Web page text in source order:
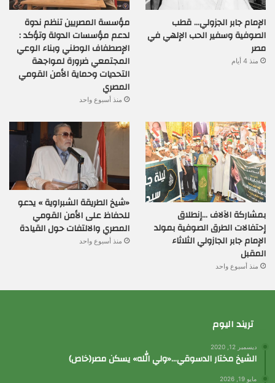
الإمام جابر الجزولي… قطب
الصوفية وسفير الحب الإلهي في
مصر
منذ 4 أيام
مؤسسة المصريين تنظم ندوة
لدعم مؤسسات الدولة وتؤكد :
الإصطفاف الوطني وبناء الوعي
المجتمعي ضرورة لمواجهة
التحديات وحماية الأمن القومي
المصري
منذ أسبوع واحد
بمشاركة الآلاف …إنطلاق
إحتفالات الطرق الصوفية بمولد
الإمام جابر الجازولي الثلاثاء
المقبل
منذ أسبوع واحد
«شيخ الطريقة الشبراوية » يدعو
للحفاظ على الأمن القومي
المصري والالتفات حول القيادة
منذ أسبوع واحد
تريند اليوم
ديسمبر 12, 2020
الشيخ مختار الدسوقي…«ولي الله» يسكن مصر(خاص)
مايو 19, 2026